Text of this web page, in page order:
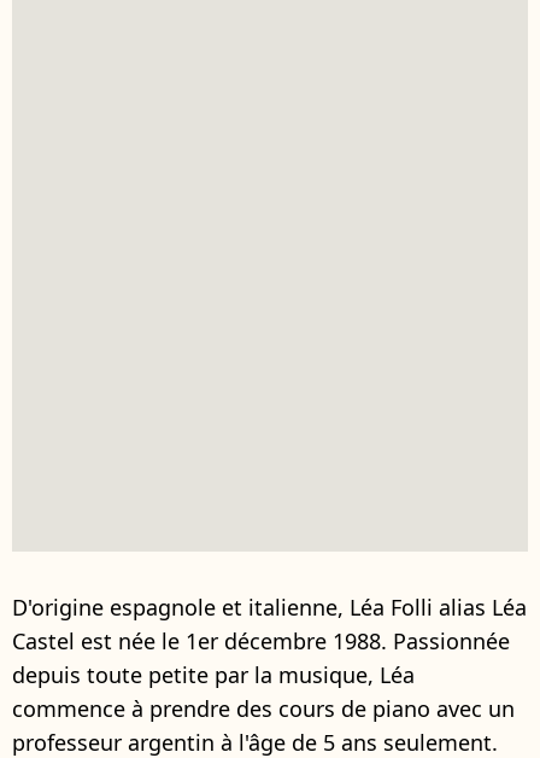
D'origine espagnole et italienne, Léa Folli alias Léa
Castel est née le 1er décembre 1988. Passionnée
depuis toute petite par la musique, Léa
commence à prendre des cours de piano avec un
professeur argentin à l'âge de 5 ans seulement.